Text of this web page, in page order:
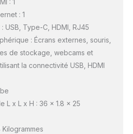
: 1
: 1
USB, Type-C, HDMI, RJ45
: Écrans externes, souris,
de stockage, webcams et
la connectivité USB, HDMI
L x L x H : 36 x 1.8 x 25